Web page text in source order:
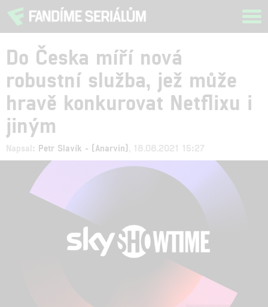
Do Česka míří nová
robustní služba, jež může
hravě konkurovat Netflixu i
jiným
Napsal: Petr Slavík - (Anarvin) , 18.08.2021 15:27